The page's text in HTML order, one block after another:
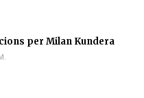
per Milan Kundera